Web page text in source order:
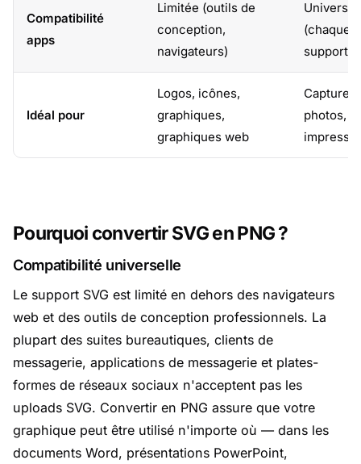
Compatibilité
apps
Limitée (outils de
conception,
navigateurs)
(chaque
supporte
Idéal pour
Logos, icônes,
graphiques,
graphiques web
Captures
photos,
Pourquoi convertir SVG en PNG ?
Compatibilité universelle
Le support SVG est limité en dehors des navigateurs
web et des outils de conception professionnels. La
plupart des suites bureautiques, clients de
messagerie, applications de messagerie et plates-
formes de réseaux sociaux n'acceptent pas les
uploads SVG. Convertir en PNG assure que votre
graphique peut être utilisé n'importe où — dans les
documents Word, présentations PowerPoint,